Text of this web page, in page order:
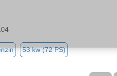
53 kw (72 PS)